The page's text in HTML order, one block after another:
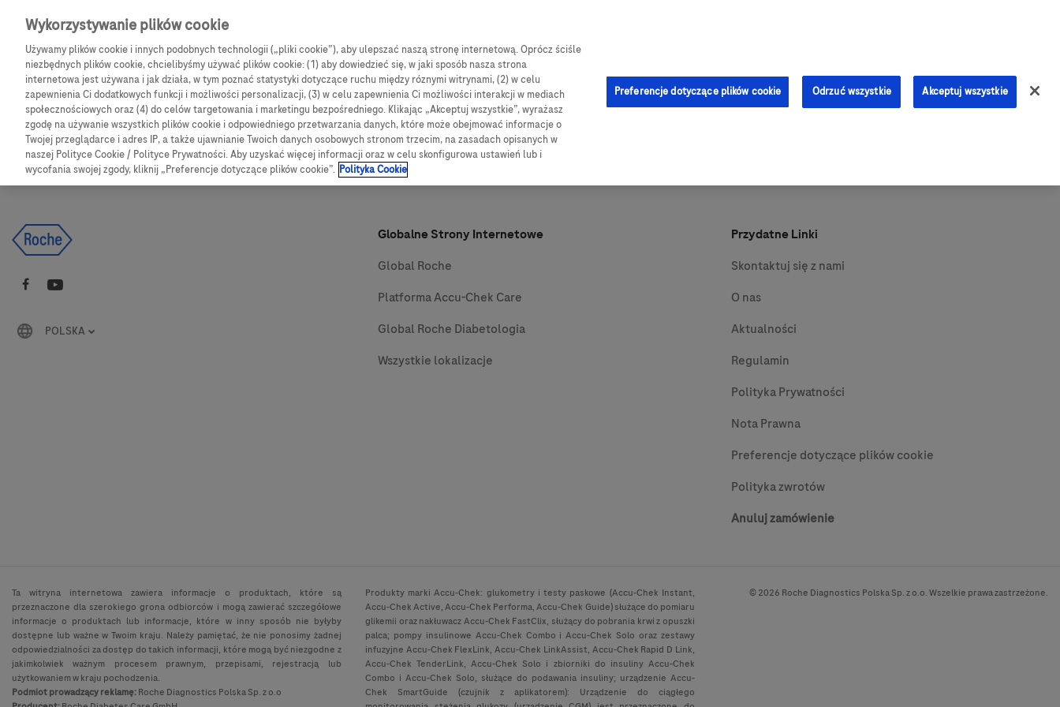
Skip to main content
CGM Produkty Blog Obsługa i pomoc Kontakt
Products Articles
We are sorry, but no results were found for:
POLSKA
Globalne Strony Internetowe
Global Roche
Platforma Accu-Chek Care
Global Roche Diabetologia
Wszystkie lokalizacje
Przydatne Linki
Skontaktuj się z nami
O nas
Aktualności
Regulamin
Polityka Prywatności
Nota Prawna
Preferencje dotyczące plików cookie
Polityka zwrotów
Anuluj zamówienie
Ta witryna internetowa zawiera informacje o produktach, które są
przeznaczone dla szerokiego grona odbiorców i mogą zawierać szczegółowe
informacje o produktach lub informacje, które w inny sposób nie byłyby
dostępne lub ważne w Twoim kraju. Należy pamiętać, że nie ponosimy żadnej
odpowiedzialności za dostęp do takich informacji, które mogą być niezgodne z
jakimkolwiek ważnym procesem prawnym, przepisami, rejestracją lub
użytkowaniem w kraju pochodzenia.
Podmiot prowadzący reklamę:Roche Diagnostics Polska Sp. z o.o
Produkty marki Accu-Chek: glukometry i testy paskowe (Accu-Chek Instant,
Accu-Chek Active, Accu-Chek Performa, Accu-Chek Guide) służące do pomiaru
glikemii oraz nakłuwacz Accu-Chek FastClix, służący do pobrania krwi z opuszki
palca; pompy insulinowe Accu-Chek Combo i Accu-Chek Solo oraz zestawy
infuzyjne Accu-Chek FlexLink, Accu-Chek LinkAssist, Accu-Chek Rapid D Link,
Accu-Chek TenderLink, Accu-Chek Solo i zbiorniki do insuliny Accu-Chek
Combo i Accu-Chek Solo, służące do podawania insuliny; urządzenie Accu-
Chek SmartGuide (czujnik z aplikatorem): Urządzenie do ciągłego
© 2026 Roche Diagnostics Polska Sp. z o.o. Wszelkie prawa zastrzeżone.
Wykorzystywanie plików cookie
Używamy plików cookie i innych podobnych technologii („pliki cookie”), aby ulepszać naszą stronę internetową. Oprócz ściśle
niezbędnych plików cookie, chcielibyśmy używać plików cookie: (1) aby dowiedzieć się, w jaki sposób nasza strona
internetowa jest używana i jak działa, w tym poznać statystyki dotyczące ruchu między róznymi witrynami, (2) w celu
zapewnienia Ci dodatkowych funkcji i możliwości personalizacji, (3) w celu zapewnienia Ci możliwości interakcji w mediach
społecznościowych oraz (4) do celów targetowania i marketingu bezpośredniego. Klikając „Akceptuj wszystkie”, wyrażasz
zgodę na używanie wszystkich plików cookie i odpowiedniego przetwarzania danych, które może obejmować informacje o
Twojej przeglądarce i adres IP, a także ujawnianie Twoich danych osobowych stronom trzecim, na zasadach opisanych w
naszej Polityce Cookie / Polityce Prywatności. Aby uzyskać więcej informacji oraz w celu skonfigurowa ustawień lub i
wycofania swojej zgody, kliknij „Preferencje dotyczące plików cookie”. Polityka Cookie
Preferencje dotyczące plików cookie Odrzuć wszystkie Akceptuj wszystkie